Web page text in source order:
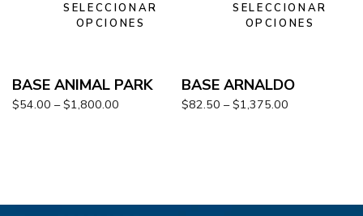
SELECCIONAR
OPCIONES
BASE ANIMAL PARK
$54.00 – $1,800.00
SELECCIONAR
OPCIONES
BASE ARNALDO
$82.50 – $1,375.00